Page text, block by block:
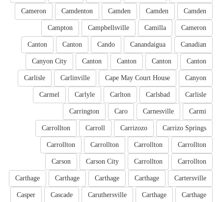
Camden
Camden
Camden
Camdenton
Cameron
Cameron
Camilla
Campbellsville
Campton
Canadian
Canandaigua
Cando
Canton
Canton
Canton
Canton
Canton
Canton
Canyon City
Canyon
Cape May Court House
Carlinville
Carlisle
Carlisle
Carlsbad
Carlton
Carlyle
Carmel
Carmi
Carnesville
Caro
Carrington
Carrizo Springs
Carrizozo
Carroll
Carrollton
Carrollton
Carrollton
Carrollton
Carrollton
Carrollton
Carrollton
Carson City
Carson
Cartersville
Carthage
Carthage
Carthage
Carthage
Carthage
Carthage
Caruthersville
Cascade
Casper